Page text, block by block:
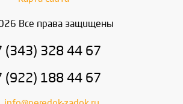
Все права защищены
(343) 328 44 67
(922) 188 44 67